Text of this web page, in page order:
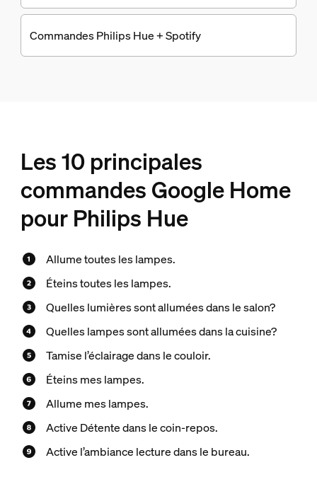
Commandes Philips Hue + Spotify
Les 10 principales
commandes Google Home
pour Philips Hue
Allume toutes les lampes.
Éteins toutes les lampes.
Quelles lumières sont allumées dans le salon?
Quelles lampes sont allumées dans la cuisine?
Tamise l’éclairage dans le couloir.
Éteins mes lampes.
Allume mes lampes.
Active Détente dans le coin-repos.
Active l’ambiance lecture dans le bureau.